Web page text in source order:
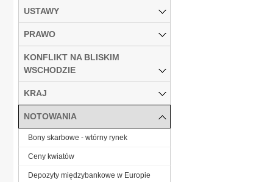
USTAWY
PRAWO
KONFLIKT NA BLISKIM
WSCHODZIE
KRAJ
NOTOWANIA
Bony skarbowe - wtórny rynek
Ceny kwiatów
Depozyty międzybankowe w Europie